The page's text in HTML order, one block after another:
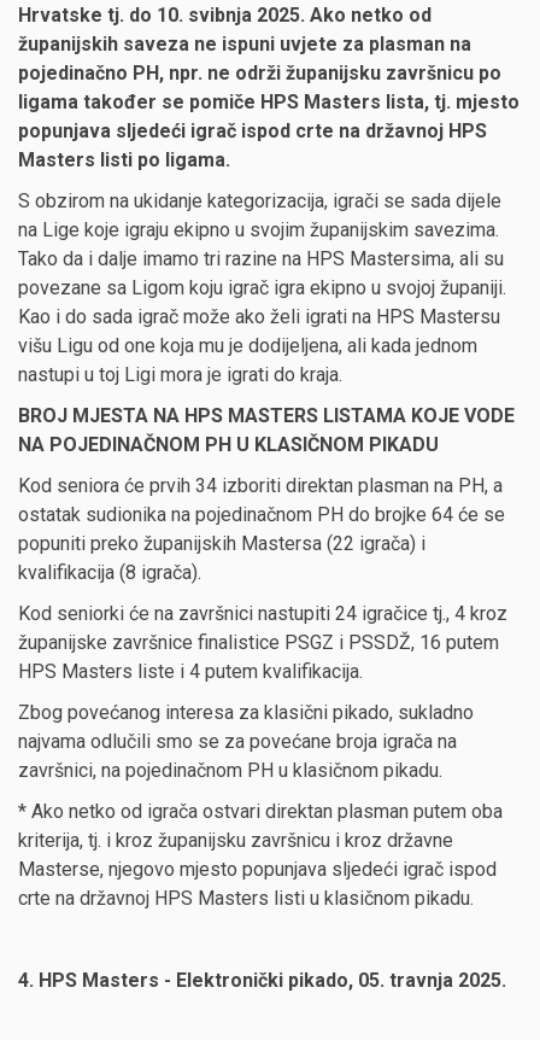
Hrvatske tj. do 10. svibnja 2025. Ako netko od
županijskih saveza ne ispuni uvjete za plasman na
pojedinačno PH, npr. ne održi županijsku završnicu po
ligama također se pomiče HPS Masters lista, tj. mjesto
popunjava sljedeći igrač ispod crte na državnoj HPS
Masters listi po ligama.
S obzirom na ukidanje kategorizacija, igrači se sada dijele
na Lige koje igraju ekipno u svojim županijskim savezima.
Tako da i dalje imamo tri razine na HPS Mastersima, ali su
povezane sa Ligom koju igrač igra ekipno u svojoj županiji.
Kao i do sada igrač može ako želi igrati na HPS Mastersu
višu Ligu od one koja mu je dodijeljena, ali kada jednom
nastupi u toj Ligi mora je igrati do kraja.
BROJ MJESTA NA HPS MASTERS LISTAMA KOJE VODE
NA POJEDINAČNOM PH U KLASIČNOM PIKADU
Kod seniora će prvih 34 izboriti direktan plasman na PH, a
ostatak sudionika na pojedinačnom PH do brojke 64 će se
popuniti preko županijskih Mastersa (22 igrača) i
kvalifikacija (8 igrača).
Kod seniorki će na završnici nastupiti 24 igračice tj., 4 kroz
županijske završnice finalistice PSGZ i PSSDŽ, 16 putem
HPS Masters liste i 4 putem kvalifikacija.
Zbog povećanog interesa za klasični pikado, sukladno
najvama odlučili smo se za povećane broja igrača na
završnici, na pojedinačnom PH u klasičnom pikadu.
* Ako netko od igrača ostvari direktan plasman putem oba
kriterija, tj. i kroz županijsku završnicu i kroz državne
Masterse, njegovo mjesto popunjava sljedeći igrač ispod
crte na državnoj HPS Masters listi u klasičnom pikadu.
4. HPS Masters - Elektronički pikado, 05. travnja 2025.